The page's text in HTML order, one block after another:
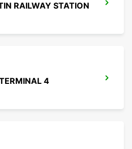
RAILWAY STATION
4